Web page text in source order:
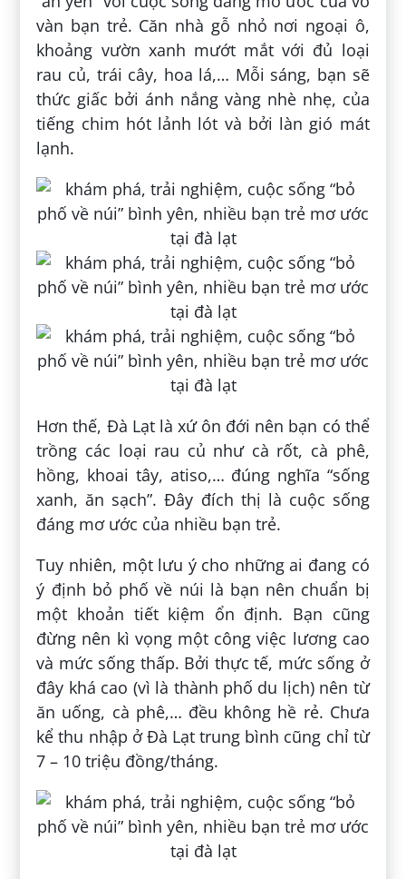
vàn bạn trẻ. Căn nhà gỗ nhỏ nơi ngoại ô,
khoảng vườn xanh mướt mắt với đủ loại
rau củ, trái cây, hoa lá,… Mỗi sáng, bạn sẽ
thức giấc bởi ánh nắng vàng nhè nhẹ, của
tiếng chim hót lảnh lót và bởi làn gió mát
lạnh.
Hơn thế, Đà Lạt là xứ ôn đới nên bạn có thể
trồng các loại rau củ như cà rốt, cà phê,
hồng, khoai tây, atiso,… đúng nghĩa “sống
xanh, ăn sạch”. Đây đích thị là cuộc sống
đáng mơ ước của nhiều bạn trẻ.
Tuy nhiên, một lưu ý cho những ai đang có
ý định bỏ phố về núi là bạn nên chuẩn bị
một khoản tiết kiệm ổn định. Bạn cũng
đừng nên kì vọng một công việc lương cao
và mức sống thấp. Bởi thực tế, mức sống ở
đây khá cao (vì là thành phố du lịch) nên từ
ăn uống, cà phê,… đều không hề rẻ. Chưa
kể thu nhập ở Đà Lạt trung bình cũng chỉ từ
7 – 10 triệu đồng/tháng.